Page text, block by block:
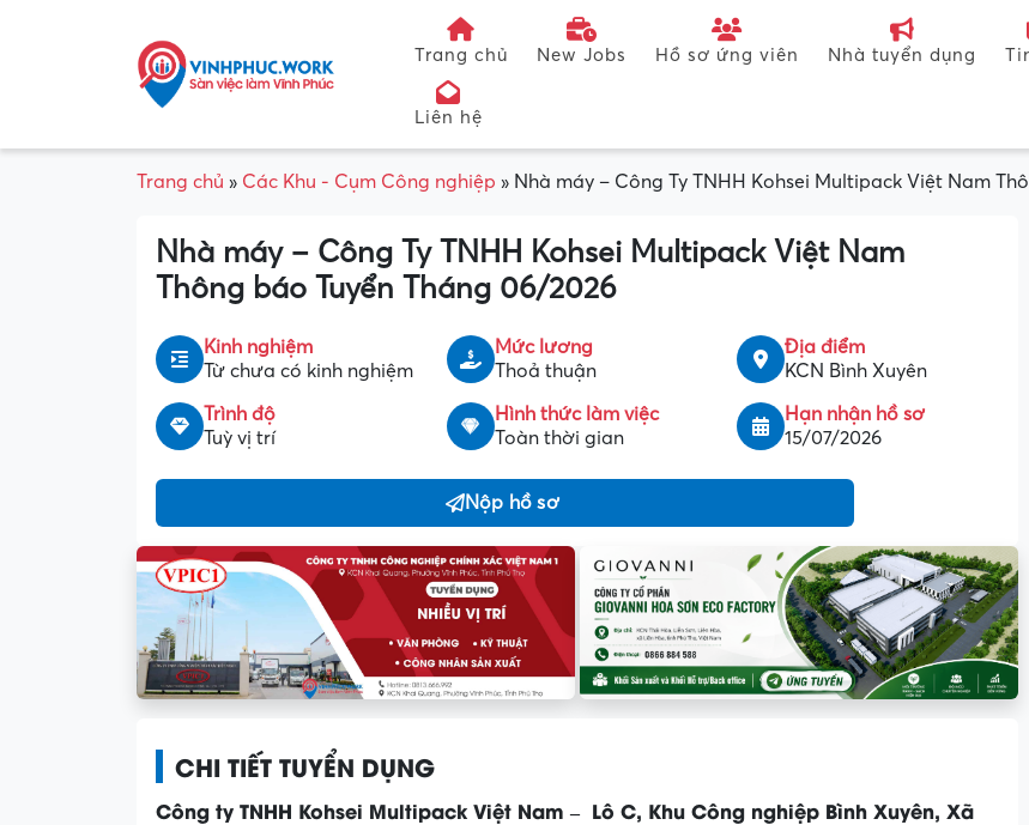
Trang chủ New Jobs Hồ sơ ứng viên Nhà tuyển dụng
Liên hệ
Trang chủ » Các Khu - Cụm Công nghiệp » Nhà máy – Công Ty TNHH Kohsei Multipack Việt Nam
Nhà máy – Công Ty TNHH Kohsei Multipack Việt Nam
Thông báo Tuyển Tháng 06/2026
Kinh nghiệm
Từ chưa có kinh nghiệm
Mức lương
Thoả thuận
Địa điểm
KCN Bình Xuyên
Trình độ
Tuỳ vị trí
Hình thức làm việc
Toàn thời gian
Hạn nhận hồ sơ
15/07/2026
Nộp hồ sơ
CHI TIẾT TUYỂN DỤNG
Công ty TNHH Kohsei Multipack Việt Nam – Lô C, Khu Công nghiệp Bình Xuyên, Xã